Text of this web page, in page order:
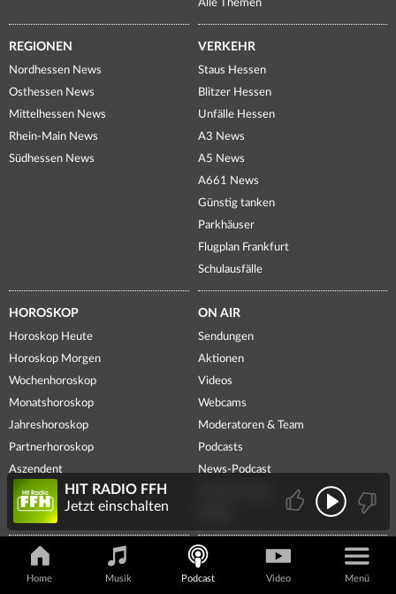
Alle Themen
REGIONEN
Nordhessen News
Osthessen News
Mittelhessen News
Rhein-Main News
Südhessen News
VERKEHR
Staus Hessen
Blitzer Hessen
Unfälle Hessen
A3 News
A5 News
A661 News
Günstig tanken
Parkhäuser
Flugplan Frankfurt
Schulausfälle
HOROSKOP
Horoskop Heute
Horoskop Morgen
Wochenhoroskop
Monatshoroskop
Jahreshoroskop
Partnerhoroskop
Aszendent
ON AIR
Sendungen
Aktionen
Videos
Webcams
Moderatoren & Team
Podcasts
News-Podcast
FREIZEIT
Veranstaltungen
FFH-WELT
FFH-App
Home Musik Podcast Video Menü
HIT RADIO FFH
Jetzt einschalten